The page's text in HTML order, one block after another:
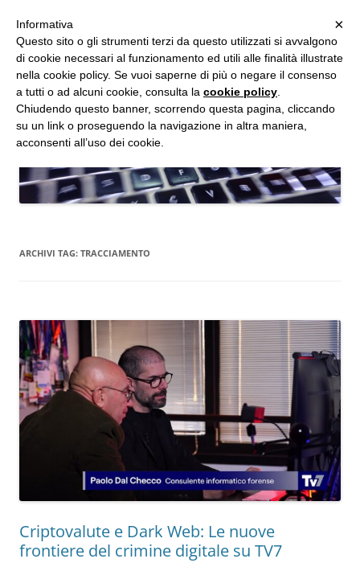
Vai
al
contenuto
Studio d'Informatica Forense
Perizie Informatiche Forensi, CTP e CTU in Processi Civili e Penali
ARCHIVI TAG: TRACCIAMENTO
Criptovalute e Dark Web: Le nuove
frontiere del crimine digitale su TV7
MENU ×
Informativa
Questo sito o gli strumenti terzi da questo utilizzati si avvalgono
di cookie necessari al funzionamento ed utili alle finalità illustrate
nella cookie policy. Se vuoi saperne di più o negare il consenso
a tutti o ad alcuni cookie, consulta la cookie policy
Chiudendo questo banner, scorrendo questa pagina, cliccando
su un link o proseguendo la navigazione in altra maniera,
acconsenti all’uso dei cookie.